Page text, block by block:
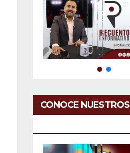
CONOCE NUESTROS